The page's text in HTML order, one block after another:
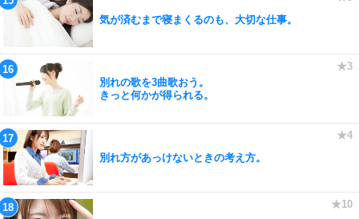
気が済むまで寝まくるのも、大切な仕事。
別れの歌を3曲歌おう。
きっと何かが得られる。
別れ方があっけないときの考え方。